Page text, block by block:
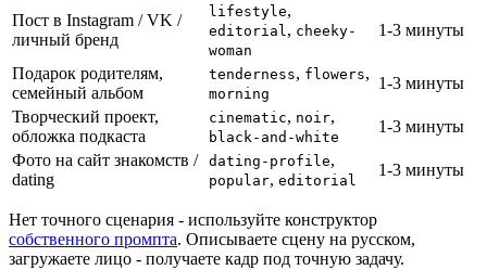
Пост в Instagram / VK /
личный бренд
lifestyle,
editorial, cheeky-
woman
1-3 минуты
Подарок родителям,
семейный альбом
tenderness, flowers,
morning
1-3 минуты
Творческий проект,
обложка подкаста
cinematic, noir,
black-and-white
1-3 минуты
Фото на сайт знакомств /
dating
dating-profile,
popular, editorial
1-3 минуты
Нет точного сценария - используйте конструктор
собственного промпта. Описываете сцену на русском,
загружаете лицо - получаете кадр под точную задачу.